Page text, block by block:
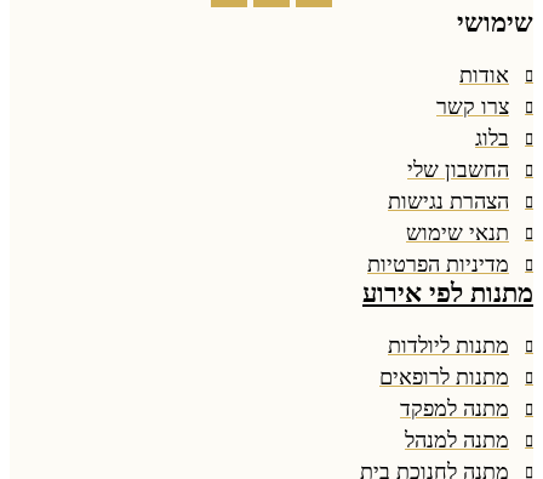
שימושי
אודות
צרו קשר
בלוג
החשבון שלי
הצהרת נגישות
תנאי שימוש
מדיניות הפרטיות
מתנות לפי אירוע
מתנות ליולדות
מתנות לרופאים
מתנה למפקד
מתנה למנהל
מתנה לחנוכת בית